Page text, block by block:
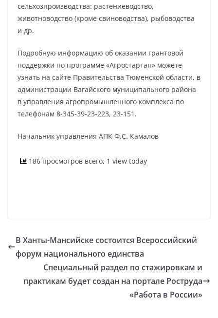
сельхозпроизводства: растениеводство,
животноводство (кроме свиноводства), рыбоводства
и др.
Подробную информацию об оказании грантовой
поддержки по программе «Агростартап» можете
узнать на сайте Правительства Тюменской области, в
администрации Вагайского муниципального района
в управления агропромышленного комплекса по
телефонам 8-345-39-23-223, 23-151.
Начальник управления АПК Ф.С. Камалов
186 просмотров всего, 1 view today
В Ханты-Мансийске состоится Всероссийский
форум национального единства
Специальный раздел по стажировкам и
практикам будет создан на портале Роструда
«Работа в России»